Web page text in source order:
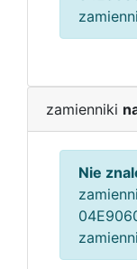
zamienniki
Nie